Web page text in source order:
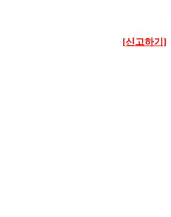
[신고하기]